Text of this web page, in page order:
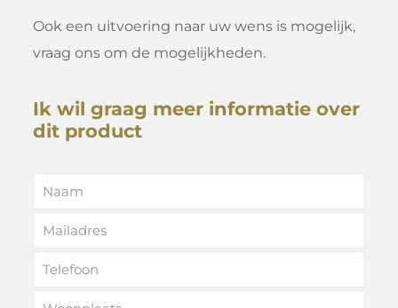
Ook een uitvoering naar uw wens is mogelijk,
vraag ons om de mogelijkheden.
Ik wil graag meer informatie over
dit product